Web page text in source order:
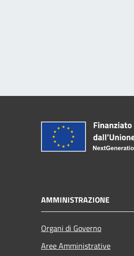
AMMINISTRAZIONE
Organi di Governo
Aree Amministrative